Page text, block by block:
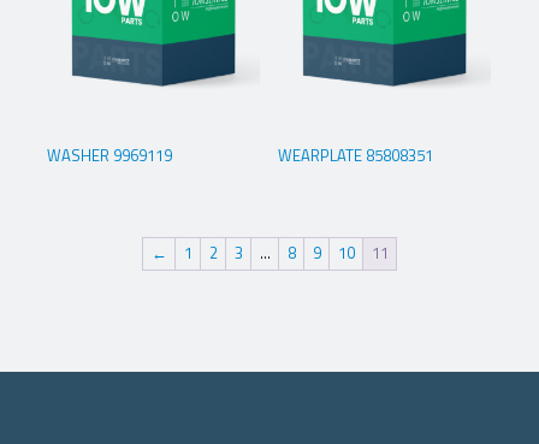
WASHER 9969119 WEARPLATE 85808351
← 1 2 3 … 8 9 10 11